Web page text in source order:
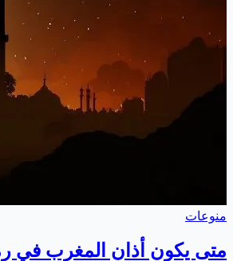
منوعات